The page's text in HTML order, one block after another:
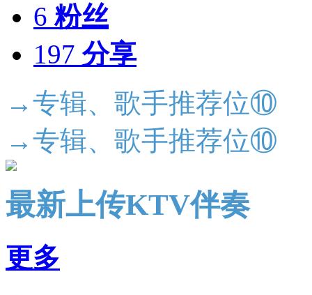
6 粉丝
197 分享
→专辑、歌手推荐位⑩
→专辑、歌手推荐位⑩
最新上传KTV伴奏
更多